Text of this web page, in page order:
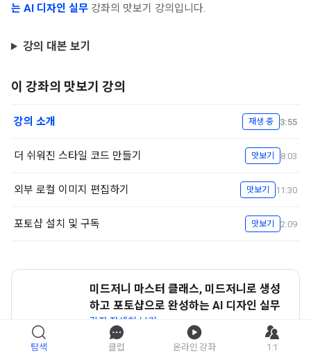
는 AI 디자인 실무 강좌의 맛보기 강의입니다.
강의 대본 보기
이 강좌의 맛보기 강의
강의 소개 재생 중 3:55
더 쉬워진 스타일 코드 만들기 맛보기 8:03
외부 로컬 이미지 편집하기 맛보기 11:30
포토샵 설치 및 구독 맛보기 2:09
미드저니 마스터 클래스, 미드저니로 생성
하고 포토샵으로 완성하는 AI 디자인 실무
강좌 자세히 보기
탐색 클럽 온라인 강좌 1:1